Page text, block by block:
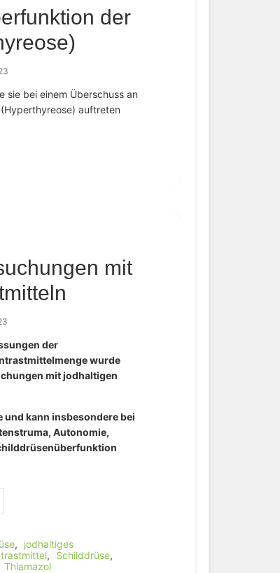
der
sie bei einem Überschuss an
auftreten
mit
der
wurde
mit jodhaltigen
kann insbesondere bei
Autonomie,
,
jodhaltiges
, Schilddrüse,
Thiamazol